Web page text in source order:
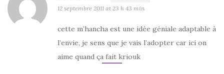
12 septembre 2011 at 23 h 43 min
cette m’hancha est une idée géniale adaptable à
l’envie, je sens que je vais l’adopter car ici on
aime quand ça fait kriouk